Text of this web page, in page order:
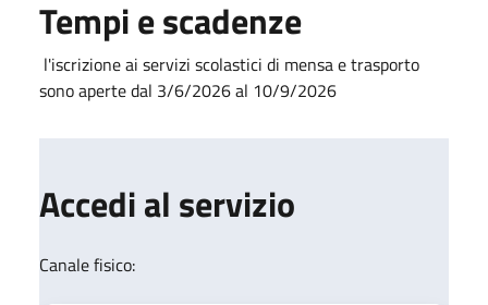
Tempi e scadenze
l'iscrizione ai servizi scolastici di mensa e trasporto
sono aperte dal 3/6/2026 al 10/9/2026
Accedi al servizio
Canale fisico: